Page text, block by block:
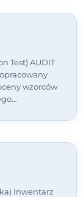
Test) AUDIT
wzorców
Inwentarz